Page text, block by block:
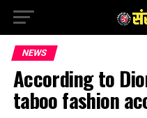
NEWS
According to
taboo fashion